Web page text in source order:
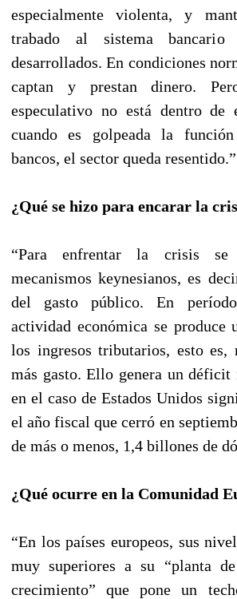
especialmente violenta, y
trabado al sistema
desarrollados. En condiciones
captan y prestan dinero.
especulativo no está dentro de
cuando es golpeada la
bancos, el sector queda resentido.”
¿Qué se hizo para encarar la
“Para enfrentar la crisis se
mecanismos keynesianos, es
del gasto público. En
actividad económica se produce
los ingresos tributarios, esto es,
más gasto. Ello genera un déficit
en el caso de Estados Unidos
el año fiscal que cerró en
de más o menos, 1,4 billones de
¿Qué ocurre en la Comunidad
“En los países europeos, sus
muy superiores a su “planta
crecimiento” que pone un